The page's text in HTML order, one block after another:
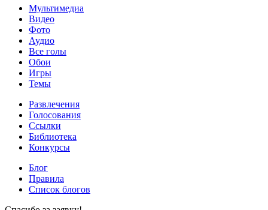
Мультимедиа
Видео
Фото
Аудио
Все голы
Обои
Игры
Темы
Развлечения
Голосования
Ссылки
Библиотека
Конкурсы
Блог
Правила
Список блогов